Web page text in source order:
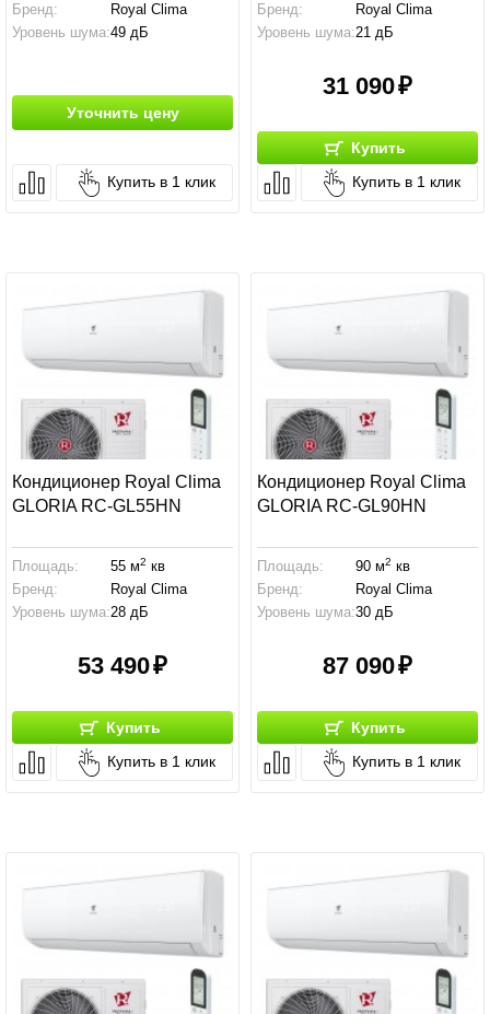
Бренд:
Royal Clima
Уровень шума:49 дБ
Уточнить цену
Купить в 1 клик
Бренд:
Royal Clima
Уровень шума:21 дБ
31 090
Купить
Купить в 1 клик
Кондиционер Royal Clima
GLORIA RC-GL55HN
Площадь: 55 м2 кв
Бренд:
Royal Clima
Уровень шума:28 дБ
53 490
Купить
Купить в 1 клик
Кондиционер Royal Clima
GLORIA RC-GL90HN
Площадь: 90 м2 кв
Бренд:
Royal Clima
Уровень шума:30 дБ
87 090
Купить
Купить в 1 клик